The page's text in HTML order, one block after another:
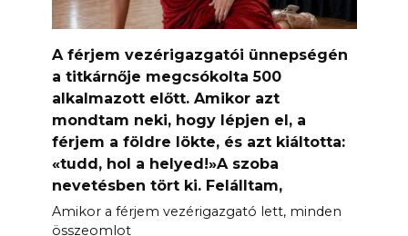
A férjem vezérigazgatói ünnepségén
a titkárnője megcsókolta 500
alkalmazott előtt. Amikor azt
mondtam neki, hogy lépjen el, a
férjem a földre lökte, és azt kiáltotta:
«tudd, hol a helyed!»A szoba
nevetésben tört ki. Felálltam,
Amikor a férjem vezérigazgató lett, minden
összeomlot